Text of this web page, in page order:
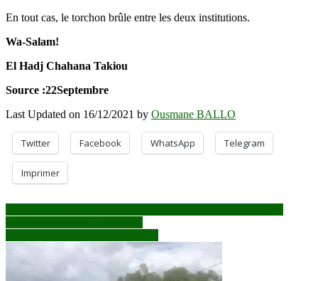
En tout cas, le torchon brûle entre les deux institutions.
Wa-Salam!
El Hadj Chahana Takiou
Source :22Septembre
Last Updated on 16/12/2021 by Ousmane BALLO
Twitter Facebook WhatsApp Telegram
Imprimer
Navigation
de